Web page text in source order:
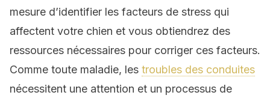
mesure d’identifier les facteurs de stress qui
affectent votre chien et vous obtiendrez des
ressources nécessaires pour corriger ces facteurs.
Comme toute maladie, les troubles des conduites
nécessitent une attention et un processus de